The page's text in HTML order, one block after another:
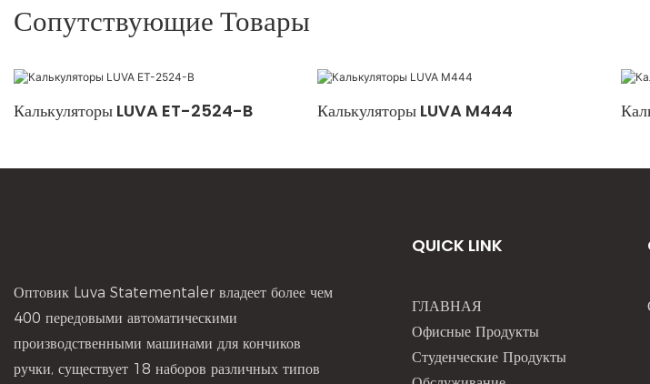
Сопутствующие Товары
Калькуляторы LUVA ET-2524-B Калькуляторы LUVA M444
Оптовик Luva Statementaler владеет более чем
400 передовыми автоматическими
производственными машинами для кончиков
ручки, существует 18 наборов различных типов
QUICK LINK
ГЛАВНАЯ
Офисные Продукты
Студенческие Продукты